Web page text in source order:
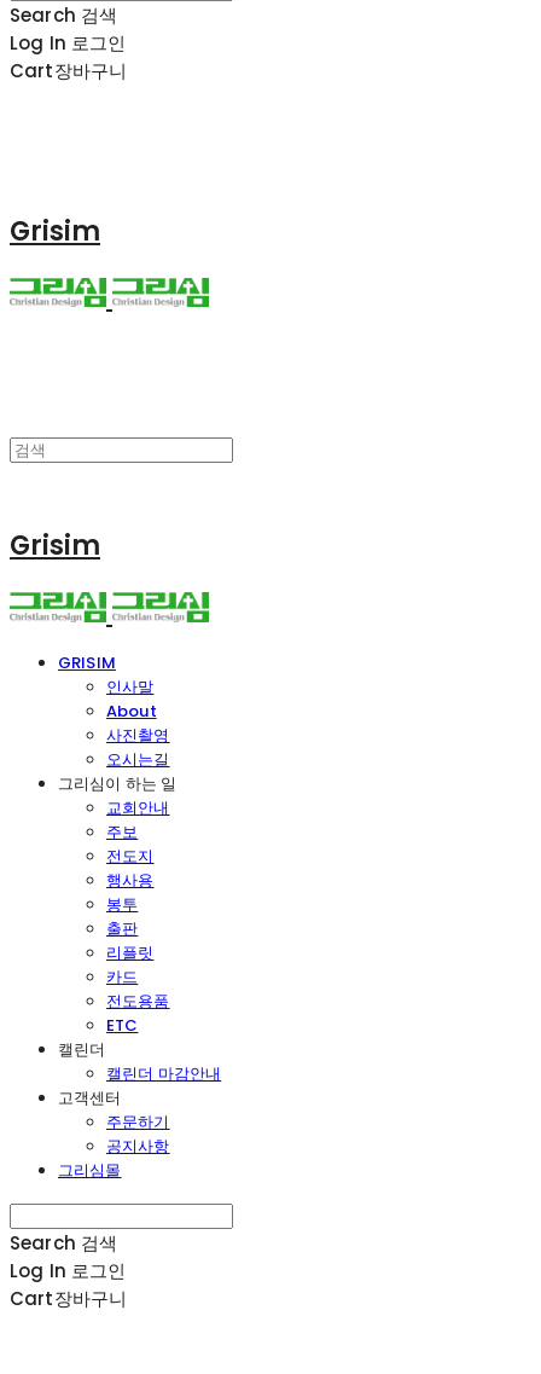
Search 검색
Log In 로그인
Cart장바구니
Grisim
Grisim
GRISIM
인사말
About
사진촬영
오시는길
그리심이 하는 일
교회안내
주보
전도지
행사용
봉투
출판
리플릿
카드
전도용품
ETC
캘린더
캘린더 마감안내
고객센터
주문하기
공지사항
그리심몰
Search 검색
Log In 로그인
Cart장바구니